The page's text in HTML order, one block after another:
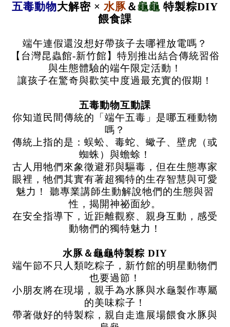
五毒動物大解密 × 水豚＆龜龜 特製粽DIY
餵食課
端午連假還沒想好帶孩子去哪裡放電嗎？
【台灣昆蟲館-新竹館】特別推出結合傳統習俗
與生態體驗的端午限定活動！
讓孩子在驚奇與歡笑中度過最充實的假期！
五毒動物互動課
你知道民間傳統的「端午五毒」是哪五種動物
嗎？
傳統上指的是：蜈蚣、毒蛇、蠍子、壁虎（或
蜘蛛）與蟾蜍！
古人用牠們來象徵避邪與驅毒，但在生態專家
眼裡，牠們其實有著超獨特的生存智慧與可愛
魅力！ 聽專業講師生動解說牠們的生態與習
性，揭開神祕面紗。
在安全指導下，近距離觀察、親身互動，感受
動物們的獨特魅力！
水豚＆龜龜特製粽 DIY
端午節不只人類吃粽子，新竹館的明星動物們
也要過節！
小朋友將在現場，親手為水豚與水龜製作專屬
的美味粽子！
帶著做好的特製粽，親自走進展場餵食水豚與